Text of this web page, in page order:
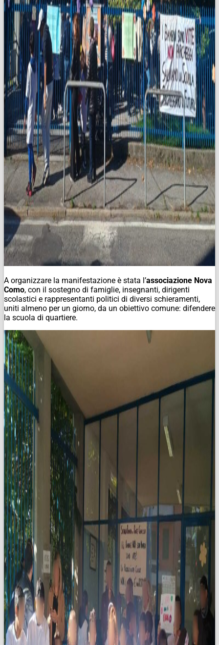
A organizzare la manifestazione è stata l’associazione Nova
Como, con il sostegno di famiglie, insegnanti, dirigenti
scolastici e rappresentanti politici di diversi schieramenti,
uniti almeno per un giorno, da un obiettivo comune: difendere
la scuola di quartiere.